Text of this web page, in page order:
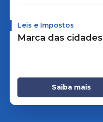
Leis e Impostos
Marca das cidades
Saiba mais